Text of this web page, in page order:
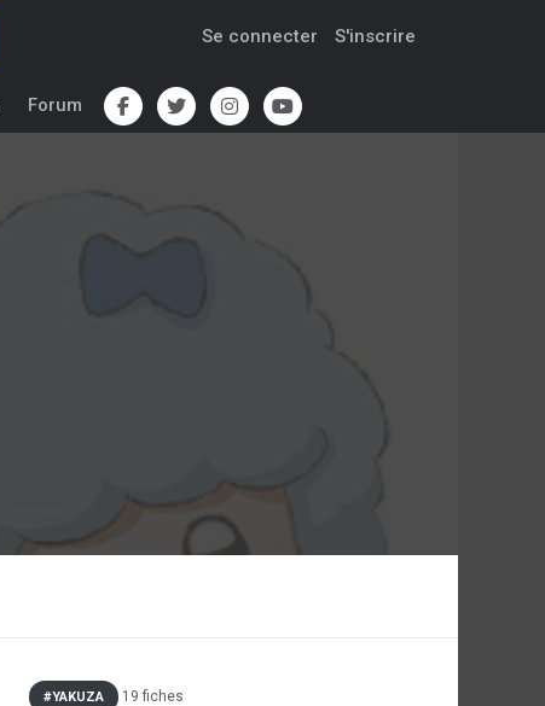
Se connecter S'inscrire
Forum
#YAKUZA 19 fiches